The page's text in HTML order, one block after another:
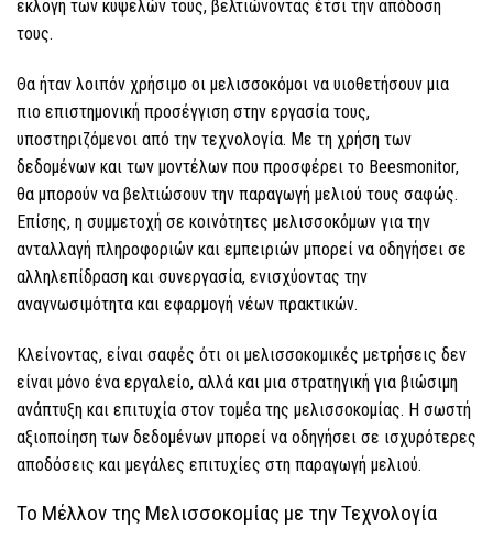
εκλογή των κυψελών τους, βελτιώνοντας έτσι την απόδοση
τους.
Θα ήταν λοιπόν χρήσιμο οι μελισσοκόμοι να υιοθετήσουν μια
πιο επιστημονική προσέγγιση στην εργασία τους,
υποστηριζόμενοι από την τεχνολογία. Με τη χρήση των
δεδομένων και των μοντέλων που προσφέρει το Beesmonitor,
θα μπορούν να βελτιώσουν την παραγωγή μελιού τους σαφώς.
Επίσης, η συμμετοχή σε κοινότητες μελισσοκόμων για την
ανταλλαγή πληροφοριών και εμπειριών μπορεί να οδηγήσει σε
αλληλεπίδραση και συνεργασία, ενισχύοντας την
αναγνωσιμότητα και εφαρμογή νέων πρακτικών.
Κλείνοντας, είναι σαφές ότι οι μελισσοκομικές μετρήσεις δεν
είναι μόνο ένα εργαλείο, αλλά και μια στρατηγική για βιώσιμη
ανάπτυξη και επιτυχία στον τομέα της μελισσοκομίας. Η σωστή
αξιοποίηση των δεδομένων μπορεί να οδηγήσει σε ισχυρότερες
αποδόσεις και μεγάλες επιτυχίες στη παραγωγή μελιού.
Το Μέλλον της Μελισσοκομίας με την Τεχνολογία